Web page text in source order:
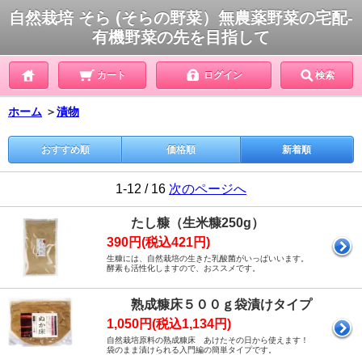
自然栽培 そら (そらの野菜）無農薬野菜の宅配-
有機野菜の先を目指して
カート ログイン 検索
ホーム ＞漬物
おすすめ順 価格順 新着順
1-12 / 16 次のページへ
たし糠（生米糠250g）
390円(税込421円)
生糠には、自然栽培の生きた乳酸菌がいっぱいいます。
酵素も活性化しますので、おススメです。
熟成糠床５００ｇ袋漬けタイプ
1,050円(税込1,134円)
自然栽培原料の熟成糠床 あけたその日から使えます！
袋のまま漬けられる入門編の簡単タイプです。